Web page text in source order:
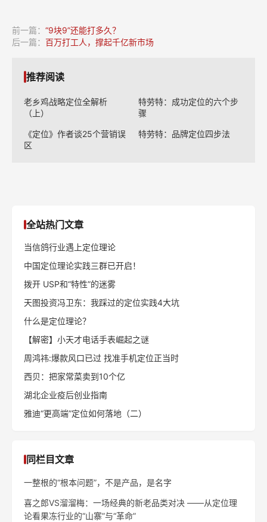
前一篇： “9块9”还能打多久？
后一篇： 百万打工人，撑起千亿新市场
推荐阅读
老乡鸡战略定位全解析
（上）
特劳特：成功定位的六个步
骤
《定位》作者谈25个营销误
区
特劳特：品牌定位四步法
全站热门文章
当信鸽行业遇上定位理论
中国定位理论实践三群已开启！
拨开 USP和“特性”的迷雾
天图投资冯卫东：我踩过的定位实践4大坑
什么是定位理论？
【解密】小天才电话手表崛起之谜
周鸿祎:爆款风口已过 找准手机定位正当时
西贝：把家常菜卖到10个亿
湖北企业疫后创业指南
雅迪“更高端”定位如何落地（二）
同栏目文章
一整根的“根本问题”，不是产品，是名字
喜之郎VS溜溜梅：一场经典的新老品类对决 ——从定位理
论看果冻行业的“山寨”与“革命”